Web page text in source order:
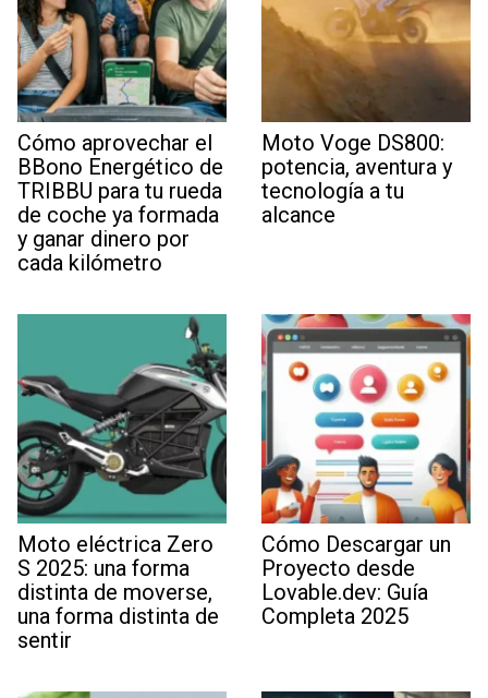
Cómo aprovechar el
BBono Energético de
TRIBBU para tu rueda
de coche ya formada
y ganar dinero por
cada kilómetro
Moto Voge DS800:
potencia, aventura y
tecnología a tu
alcance
Moto eléctrica Zero
S 2025: una forma
distinta de moverse,
una forma distinta de
sentir
Cómo Descargar un
Proyecto desde
Lovable.dev: Guía
Completa 2025